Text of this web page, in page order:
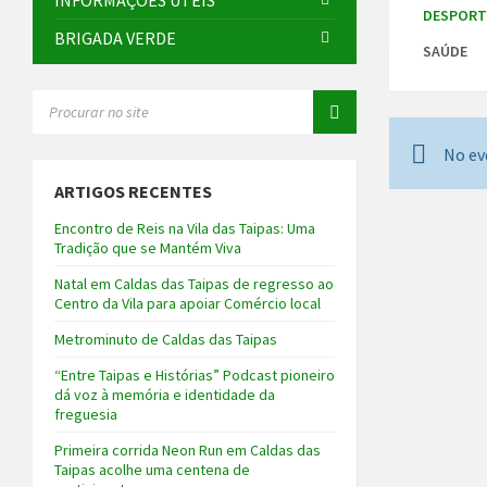
SAÚDE
No
BRIGADA VERDE
ARTIGOS RECENTES
Encontro de Reis na Vila das Taipas: Uma
Tradição que se Mantém Viva
Natal em Caldas das Taipas de regresso ao
Centro da Vila para apoiar Comércio local
Metrominuto de Caldas das Taipas
“Entre Taipas e Histórias” Podcast pioneiro
dá voz à memória e identidade da
freguesia
Primeira corrida Neon Run em Caldas das
Taipas acolhe uma centena de